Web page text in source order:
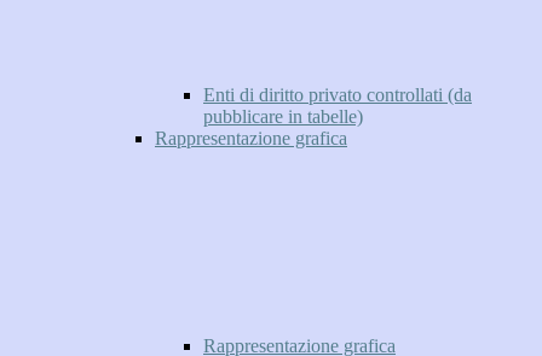
Enti di diritto privato controllati (da
pubblicare in tabelle)
Rappresentazione grafica
Rappresentazione grafica